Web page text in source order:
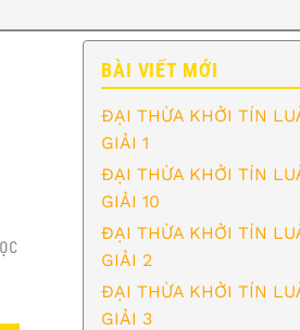
BÀI VIẾT MỚI
ĐẠI THỪA KHỞI TÍN
GIẢI 1
ĐẠI THỪA KHỞI TÍN
GIẢI 10
ĐẠI THỪA KHỞI TÍN
GIẢI 2
ĐẠI THỪA KHỞI TÍN
GIẢI 3